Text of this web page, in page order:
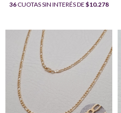
36CUOTAS SIN INTERÉS DE $10.278